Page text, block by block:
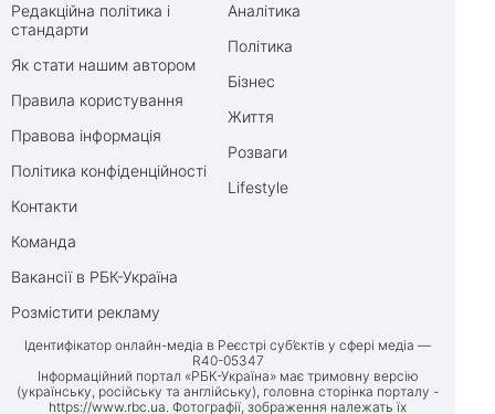
Редакційна політика і
стандарти
Як стати нашим автором
Правила користування
Правова інформація
Політика конфіденційності
Контакти
Команда
Вакансії в РБК-Україна
Розмістити рекламу
Аналітика
Політика
Бізнес
Життя
Розваги
Lifestyle
Ідентифікатор онлайн-медіа в Реєстрі суб’єктів у сфері медіа —
R40-05347
Інформаційний портал «РБК-Україна» має тримовну версію
(українську, російську та англійську), головна сторінка порталу -
https://www.rbc.ua. Фотографії, зображення належать їх